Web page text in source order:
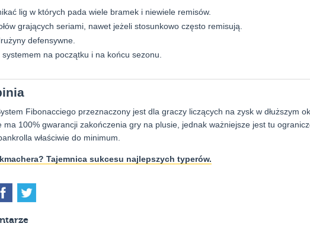
lig w których pada wiele bramek i niewiele remisów.
grających seriami, nawet jeżeli stosunkowo często remisują.
defensywne.
na początku i na końcu sezonu.
Fibonacciego przeznaczony jest dla graczy liczących na zysk w dłuższym
ma 100% gwarancji zakończenia gry na plusie, jednak ważniejsze jest tu
właściwie do minimum.
Tajemnica sukcesu najlepszych typerów.